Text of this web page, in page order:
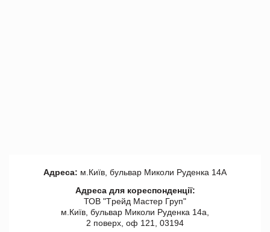
Адреса: м.Київ, бульвар Миколи Руденка 14А
Адреса для кореспонденції:
ТОВ "Tрейд Мастер Груп"
м.Київ, бульвар Миколи Руденка 14а,
2 поверх, оф 121, 03194